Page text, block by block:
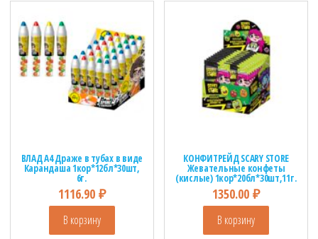
ВЛАД А4 Драже в тубах в виде
Карандаша 1кор*12бл*30шт,
6г.
1116.90 ₽
В корзину
КОНФИТРЕЙД SCARY STORE
Жевательные конфеты
(кислые) 1кор*20бл*30шт,11г.
1350.00₽
В корзину